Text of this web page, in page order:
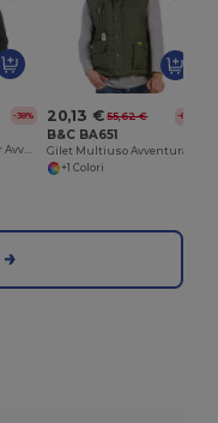
-38%
Giacca Fleece Outdoor Avventura
20,13 € 55,62 € -64%
B&C BA651
+1 Colori